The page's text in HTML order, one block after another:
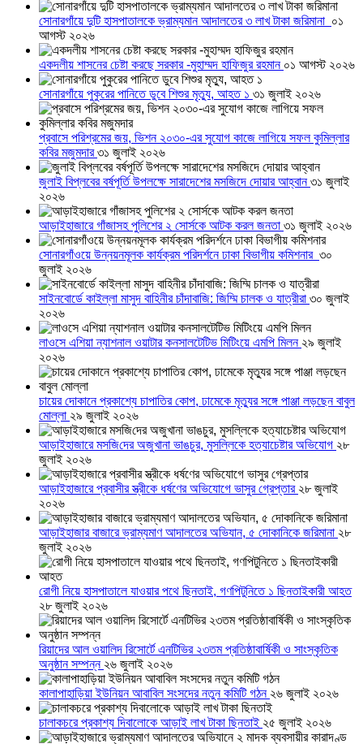
সোনারগাঁয়ে দুটি হাসপাতালকে ভ্রাম্যমান আদালতের ৩ লাখ টাকা জরিমানা ০১
আগস্ট ২০২৬
একদলীয় শাসনের চেষ্টা করছে সরকার -মুহাম্মদ হাফিজুর রহমান ০১ আগস্ট ২০২৬
সোনারগাঁয়ে পুকুরের পানিতে ডুবে শিশুর মৃত্যু, আহত ১ ৩১ জুলাই ২০২৬
প্রবাসে পরিশ্রমের জয়, ভিশন ২০৩০-এর সুযোগ কাজে লাগিয়ে সফল কুমিল্লার
কবির মজুমদার৩১ জুলাই ২০২৬
জুলাই বিপ্লবের বর্ষপূর্তি উপলক্ষে সারাদেশের মসজিদে দোয়ার আহ্বান৩১ জুলাই
২০২৬
আড়াইহাজারে গাঁজাসহ পুলিশের ২ সোর্সকে আটক করল জনতা ৩১ জুলাই ২০২৬
সোনারগাঁওয়ে উন্নয়নমূলক কার্যক্রম পরিদর্শনে ঢাকা বিভাগীয় কমিশনার ৩০
জুলাই ২০২৬
সাইনবোর্ডে কাইল্লা মাসুদ বাহিনীর চাঁদাবাজি: জিম্মি চালক ও যাত্রীরা ৩০ জুলাই
২০২৬
লাওসে এশিয়া ন্যাশনাল ওয়াটার কনসালটেটিভ মিটিংয়ে এমপি মিলন ২৯ জুলাই
২০২৬
চায়ের দোকানে প্রকাশ্যে চাপাতির কোপ, ঢামেকে মৃত্যুর সঙ্গে পাঞ্জা লড়ছেন বাবুল
মোল্লা ২৯ জুলাই ২০২৬
আড়াইহাজারে মস‌জি‌দের অজুখানা ভাঙচুর, মুসল্লিকে হত্যাচেষ্টার অভিযোগ ২৮
জুলাই ২০২৬
আড়াইহাজারে প্রবাসীর স্ত্রীকে ধর্ষণের অভিযোগে ভাসুর গ্রেপ্তার ২৮ জুলাই
২০২৬
আড়াইহাজার বাজারে ভ্রাম্যমাণ আদালতের অভিযান, ৫ দোকানিকে জরিমানা ২৮
জুলাই ২০২৬
রোগী নিয়ে হাসপাতালে যাওয়ার পথে ছিনতাই, গণপিটুনিতে ১ ছিনতাইকারী আহত
২৮ জুলাই ২০২৬
রিয়াদের আল ওয়ালিদ রিসোর্টে এনটিভির ২৩তম প্রতিষ্ঠাবার্ষিকী ও সাংস্কৃতিক
অনুষ্ঠান সম্পন্ন ২৬ জুলাই ২০২৬
কালাপাহাড়িয়া ইউনিয়ন আবাবিল সংসদের নতুন কমিটি গঠন ২৬ জুলাই ২০২৬
চালাকচরে প্রকাশ্য দিবালোকে আড়াই লাখ টাকা ছিনতাই ২৫ জুলাই ২০২৬